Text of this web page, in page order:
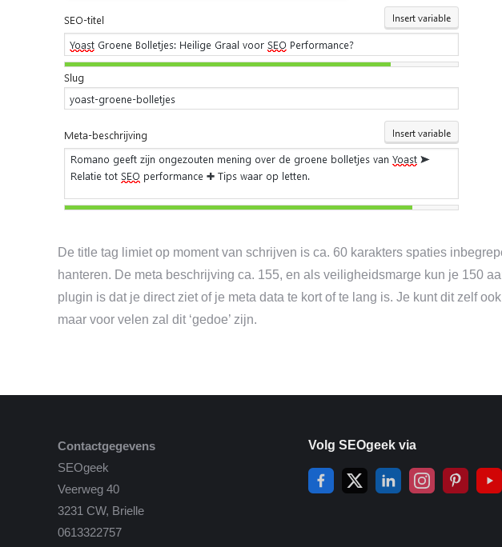
De title tag limiet op moment van schrijven is ca. 60 karakters spaties
hanteren. De meta beschrijving ca. 155, en als veiligheidsmarge kun je 150
plugin is dat je direct ziet of je meta data te kort of te lang is. Je kunt dit zelf
maar voor velen zal dit ‘gedoe’ zijn.
Contactgegevens
SEOgeek
Veerweg 40
3231 CW, Brielle
0613322757
Volg SEOgeek via